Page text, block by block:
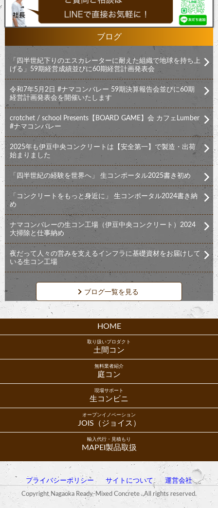
ブログ
「四半世紀下りのエスカレーターに耐えた組織で地球を持ち上
げる」59期経営成績並びに60期経営計画発表会
令和7年5月2日 #ナマコンバレー 59期決算報告会並びに60期
経営計画発表会を開催いたします
crotchet / school Presents【BOARD GAME】会 カフェLumber
#ナマコンバレー
2025年も伊豆中央コンクリートは【安全第一】で製造・出荷
始まりました
「四半世紀の経験を世界へ」 生コンポータル2025書き初め
「コンクリートをもっと身近に」 生コンポータル2024書き納
め
ナマコンバレーの生コン工場（伊豆中央コンクリート）2024
大掃除と仕事納め
夜だって人々の営みを支えるインフラに基礎資材をお届けして
いる生コン工場
ブログ一覧を見る
HOME
取り扱いプロダクト
土間コン
無料業者紹介
庭コン
現場サポート
生コンビニ
オープンイノベーション
JOIS（ジョイス）
輸入代行・見積もり
MAPEI製品取扱
プライバシーポリシー サイトについて 運営会社
Copyright Nagaoka Ready-Mixed Concrete .,All rights reserved.